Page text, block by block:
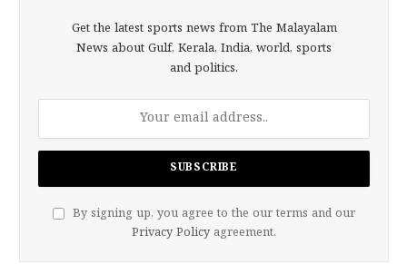
Get the latest sports news from The Malayalam
News about Gulf, Kerala, India, world, sports
and politics.
By signing up, you agree to the our terms and our
Privacy Policy agreement.